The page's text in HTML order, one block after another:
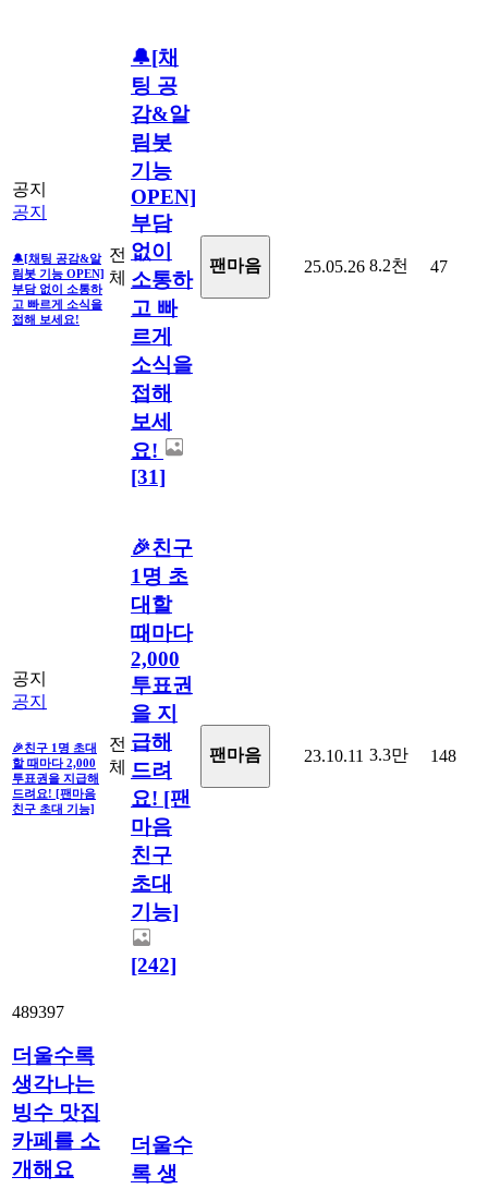
공지
공지
🔔[채팅 공감&알
림봇 기능 OPEN]
부담 없이 소통하
고 빠르게 소식을
접해 보세요!
전
체
🔔[채
팅 공
감&알
림봇
기능
OPEN]
부담
없이
소통하
고 빠
르게
소식을
접해
보세
요!
[31]
팬마음 25.05.26 8.2천 47
공지
공지
🎉친구 1명 초대
할 때마다 2,000
투표권을 지급해
드려요! [팬마음
친구 초대 기능]
전
체
🎉친구
1명 초
대할
때마다
2,000
투표권
을 지
급해
드려
요! [팬
마음
친구
초대
기능]
[242]
팬마음 23.10.11 3.3만 148
489397
더울수록
생각나는
빙수 맛집
카페를 소
개해요
더울수
록 생